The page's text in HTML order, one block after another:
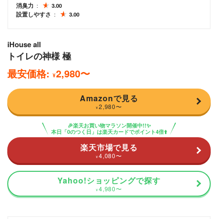
消臭力
3.00
設置しやすさ
3.00
iHouse all
トイレの神様 極
最安価格: ¥2,980〜
Amazonで見る
¥ 2,980〜
🎉楽天お買い物マラソン開催中!!✨
本日「0のつく日」は楽天カードでポイント4倍⬆️
楽天市場で見る
¥ 4,080〜
Yahoo!ショッピングで探す
¥ 4,980〜